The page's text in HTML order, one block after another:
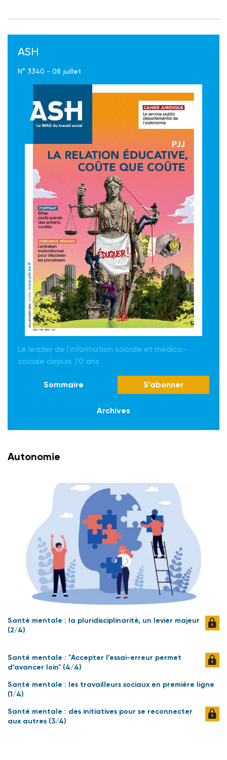
ASH
N° 3340 - 08 juillet
Le leader de l'information sociale et médico-
sociale depuis 70 ans
Sommaire S'abonner
Archives
Autonomie
Santé mentale : la pluridisciplinarité, un levier majeur
(2/4)
Santé mentale : "Accepter l’essai-erreur permet
d’avancer loin" (4/4)
Santé mentale : les travailleurs sociaux en première ligne
(1/4)
Santé mentale : des initiatives pour se reconnecter
aux autres (3/4)